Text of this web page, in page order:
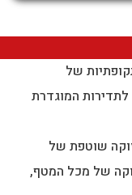
של
המוגדרת
שוטפת של
של מכל המטף,